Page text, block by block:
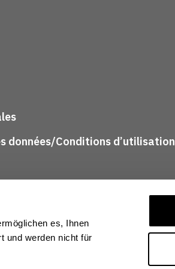
es, Ihnen
und werden nicht für
données/Conditions d’utilisation